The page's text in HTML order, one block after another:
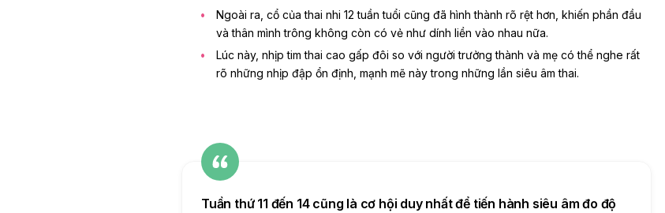
Ngoài ra, cổ của thai nhi 12 tuần tuổi cũng đã hình thành rõ rệt hơn, khiến phần đầu
và thân mình trông không còn có vẻ như dính liền vào nhau nữa.
Lúc này, nhịp tim thai cao gấp đôi so với người trưởng thành và mẹ có thể nghe rất
rõ những nhịp đập ổn định, mạnh mẽ này trong những lần siêu âm thai.
Tuần thứ 11 đến 14 cũng là cơ hội duy nhất để tiến hành siêu âm đo độ